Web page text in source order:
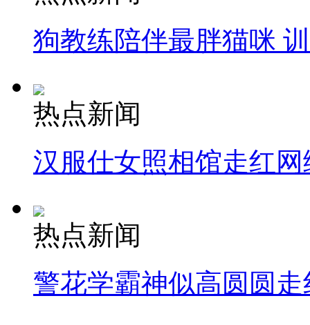
狗教练陪伴最胖猫咪
热点新闻
汉服仕女照相馆走红网
热点新闻
警花学霸神似高圆圆走